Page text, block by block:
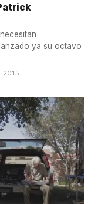
ya su octavo
2015